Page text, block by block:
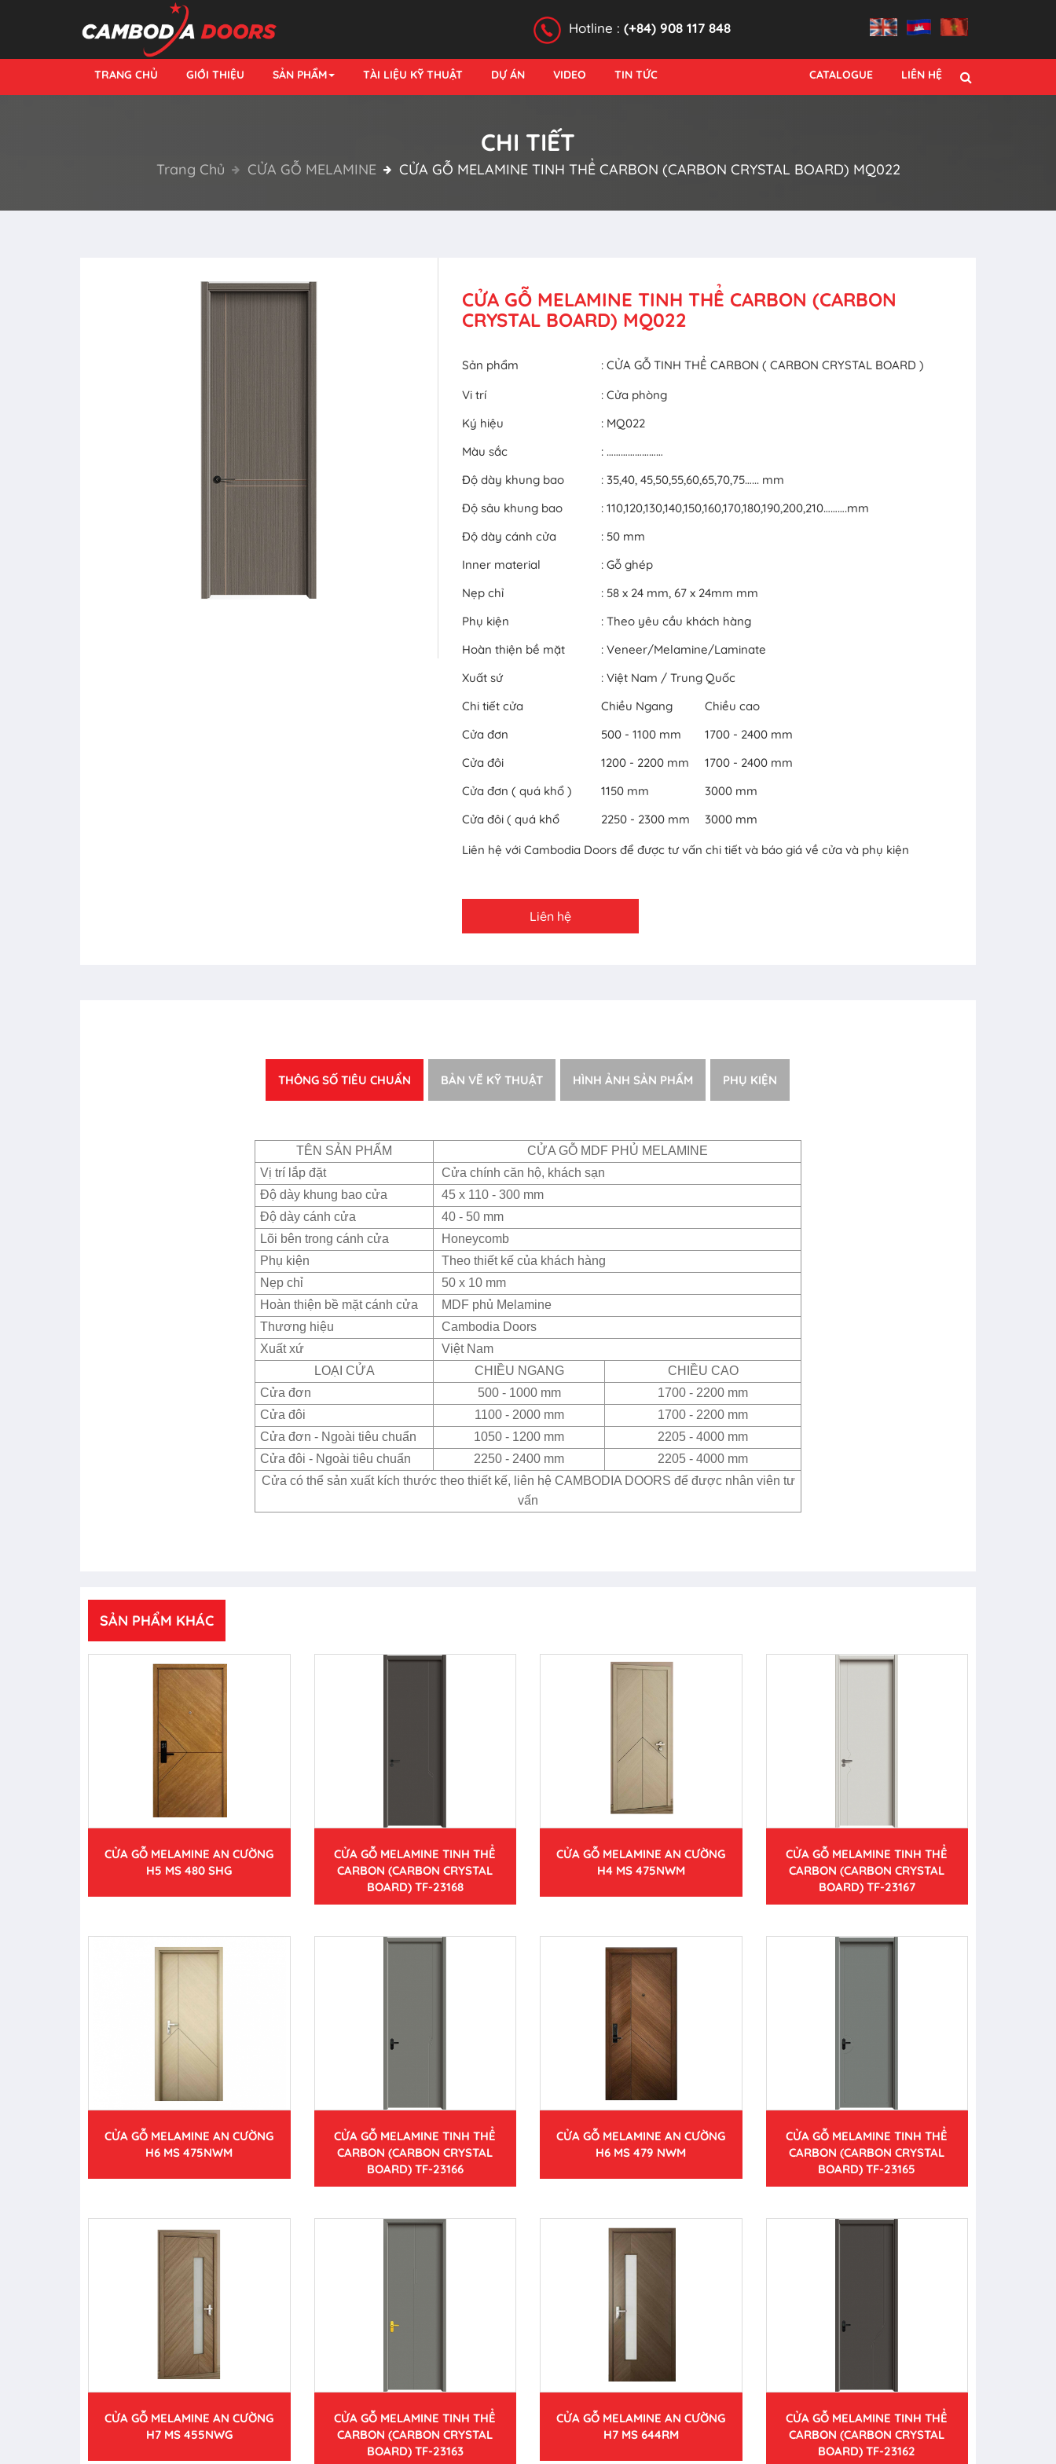
Hotline : (+84) 908 117 848
TRANG CHỦ GIỚI THIỆU SẢN PHẨM TÀI LIỆU KỸ THUẬT DỰ ÁN VIDEO TIN TỨC CATALOGUE LIÊN HỆ
CHI TIẾT
Trang Chủ CỬA GỖ MELAMINE CỬA GỖ MELAMINE TINH THỂ CARBON (CARBON CRYSTAL BOARD) MQ022
CỬA GỖ MELAMINE TINH THỂ CARBON (CARBON
CRYSTAL BOARD) MQ022
Sản phẩm
: CỬA GỖ TINH THỂ CARBON ( CARBON CRYSTAL BOARD )
Vi trí
: Cửa phòng
Ký hiệu
: MQ022
Màu sắc
: ……………………
Độ dày khung bao
: 35,40, 45,50,55,60,65,70,75…... mm
Độ sâu khung bao
: 110,120,130,140,150,160,170,180,190,200,210……….mm
Độ dày cánh cửa
: 50 mm
Inner material
: Gỗ ghép
Nẹp chỉ
: 58 x 24 mm, 67 x 24mm mm
Phụ kiện
: Theo yêu cầu khách hàng
Hoàn thiện bề mặt
: Veneer/Melamine/Laminate
Xuất sứ
: Việt Nam / Trung Quốc
Chi tiết cửa
Chiều Ngang
Chiều cao
Cửa đơn
500 - 1100 mm
1700 - 2400 mm
Cửa đôi
1200 - 2200 mm
1700 - 2400 mm
Cửa đơn ( quá khổ )
1150 mm
3000 mm
Cửa đôi ( quá khổ
2250 - 2300 mm 3000 mm
Liên hệ với Cambodia Doors để được tư vấn chi tiết và báo giá về cửa và phụ kiện
Liên hệ
THÔNG SỐ TIÊU CHUẨN BẢN VẼ KỸ THUẬT HÌNH ẢNH SẢN PHẨM PHỤ KIỆN
TÊN SẢN PHẨM
CỬA GỖ MDF PHỦ MELAMINE
Vị trí lắp đặt
Cửa chính căn hộ, khách sạn
Độ dày khung bao cửa
45 x 110 - 300 mm
Độ dày cánh cửa
40 - 50 mm
Lõi bên trong cánh cửa
Honeycomb
Phụ kiện
Theo thiết kế của khách hàng
Nẹp chỉ
50 x 10 mm
Hoàn thiện bề mặt cánh cửa
MDF phủ Melamine
Thương hiệu
Cambodia Doors
Xuất xứ
Việt Nam
LOẠI CỬA
CHIỀU NGANG
CHIỀU CAO
Cửa đơn
500 - 1000 mm
1700 - 2200 mm
Cửa đôi
1100 - 2000 mm
1700 - 2200 mm
Cửa đơn - Ngoài tiêu chuẩn
1050 - 1200 mm
2205 - 4000 mm
Cửa đôi - Ngoài tiêu chuẩn
2250 - 2400 mm
2205 - 4000 mm
Cửa có thể sản xuất kích thước theo thiết kế, liên hệ CAMBODIA DOORS để được nhân viên tư
vấn
SẢN PHẨM KHÁC
CỬA GỖ MELAMINE AN CƯỜNG
H5 MS 480 SHG
CỬA GỖ MELAMINE TINH THỂ
CARBON (CARBON CRYSTAL
BOARD) TF-23168
CỬA GỖ MELAMINE AN CƯỜNG
H4 MS 475NWM
CỬA GỖ MELAMINE TINH THỂ
CARBON (CARBON CRYSTAL
BOARD) TF-23167
CỬA GỖ MELAMINE AN CƯỜNG
H6 MS 475NWM
CỬA GỖ MELAMINE TINH THỂ
CARBON (CARBON CRYSTAL
BOARD) TF-23166
CỬA GỖ MELAMINE AN CƯỜNG
H6 MS 479 NWM
CỬA GỖ MELAMINE TINH THỂ
CARBON (CARBON CRYSTAL
BOARD) TF-23165
CỬA GỖ MELAMINE AN CƯỜNG
H7 MS 455NWG
CỬA GỖ MELAMINE TINH THỂ
CARBON (CARBON CRYSTAL
BOARD) TF-23163
CỬA GỖ MELAMINE AN CƯỜNG
H7 MS 644RM
CỬA GỖ MELAMINE TINH THỂ
CARBON (CARBON CRYSTAL
BOARD) TF-23162